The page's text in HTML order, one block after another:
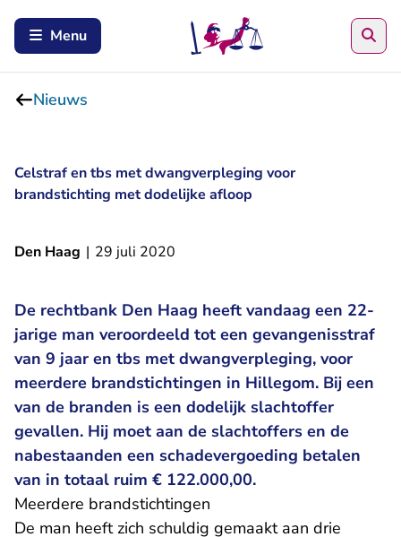
Menu
Nieuws
Celstraf en tbs met dwangverpleging voor
brandstichting met dodelijke afloop
Den Haag | 29 juli 2020
De rechtbank Den Haag heeft vandaag een 22-
jarige man veroordeeld tot een gevangenisstraf
van 9 jaar en tbs met dwangverpleging, voor
meerdere brandstichtingen in Hillegom. Bij een
van de branden is een dodelijk slachtoffer
gevallen. Hij moet aan de slachtoffers en de
nabestaanden een schadevergoeding betalen
van in totaal ruim € 122.000,00.
Meerdere brandstichtingen
De man heeft zich schuldig gemaakt aan drie